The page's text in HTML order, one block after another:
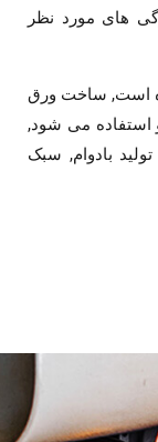
مورد نظر
ساخت ورق
می شود,
سبک